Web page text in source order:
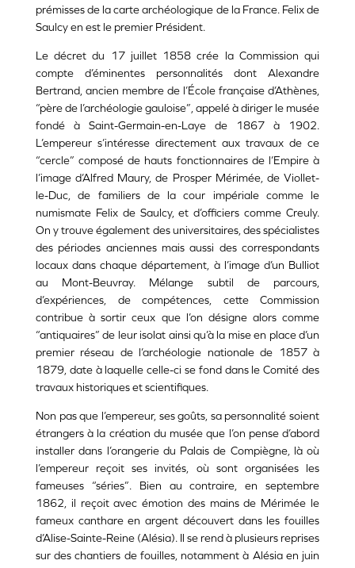
prémisses de la carte archéologique de la France. Felix de
Saulcy en est le premier Président.
Le décret du 17 juillet 1858 crée la Commission qui
compte d’éminentes personnalités dont Alexandre
Bertrand, ancien membre de l’École française d’Athènes,
“père de l’archéologie gauloise”, appelé à diriger le musée
fondé à Saint-Germain-en-Laye de 1867 à 1902.
L’empereur s’intéresse directement aux travaux de ce
“cercle” composé de hauts fonctionnaires de l’Empire à
l’image d’Alfred Maury, de Prosper Mérimée, de Viollet-
le-Duc, de familiers de la cour impériale comme le
numismate Felix de Saulcy, et d’officiers comme Creuly.
On y trouve également des universitaires, des spécialistes
des périodes anciennes mais aussi des correspondants
locaux dans chaque département, à l’image d’un Bulliot
au Mont-Beuvray. Mélange subtil de parcours,
d’expériences, de compétences, cette Commission
contribue à sortir ceux que l’on désigne alors comme
“antiquaires” de leur isolat ainsi qu’à la mise en place d’un
premier réseau de l’archéologie nationale de 1857 à
1879, date à laquelle celle-ci se fond dans le Comité des
travaux historiques et scientifiques.
Non pas que l’empereur, ses goûts, sa personnalité soient
étrangers à la création du musée que l’on pense d’abord
installer dans l’orangerie du Palais de Compiègne, là où
l’empereur reçoit ses invités, où sont organisées les
fameuses “séries”. Bien au contraire, en septembre
1862, il reçoit avec émotion des mains de Mérimée le
fameux canthare en argent découvert dans les fouilles
d’Alise-Sainte-Reine (Alésia). Il se rend à plusieurs reprises
sur des chantiers de fouilles, notamment à Alésia en juin